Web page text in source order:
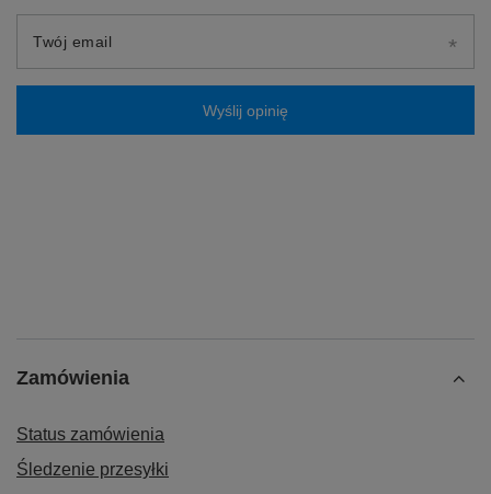
Twój email
Wyślij opinię
Zamówienia
Status zamówienia
Śledzenie przesyłki